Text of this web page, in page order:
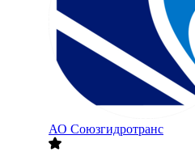
АО Союзгидротранс